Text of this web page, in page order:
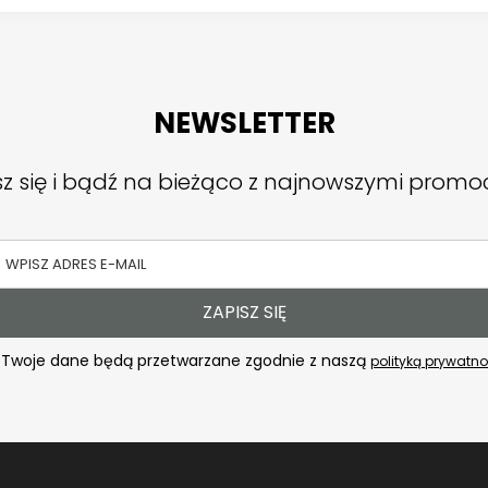
do zapoznania się z naszą ofertą gwoździarek i
precyzję i efektywność w każdym projekcie
NEWSLETTER
się i bądź na bieżąco z najnowszymi
ZAPISZ SIĘ
dane będą przetwarzane zgodnie z naszą polityką